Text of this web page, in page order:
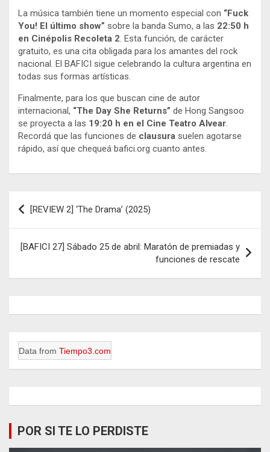
La música también tiene un momento especial con “Fuck
You! El último show” sobre la banda Sumo, a las 22:50 h
en Cinépolis Recoleta 2. Esta función, de carácter
gratuito, es una cita obligada para los amantes del rock
nacional. El BAFICI sigue celebrando la cultura argentina en
todas sus formas artísticas.
Finalmente, para los que buscan cine de autor
internacional, “The Day She Returns” de Hong Sangsoo
se proyecta a las 19:20 h en el Cine Teatro Alvear.
Recordá que las funciones de clausura suelen agotarse
rápido, así que chequeá bafici.org cuanto antes.
Navegación
de
entradas
[REVIEW 2] ‘The Drama’ (2025)
[BAFICI 27] Sábado 25 de abril: Maratón de premiadas y
funciones de rescate
Data from Tiempo3.com
POR SI TE LO PERDISTE